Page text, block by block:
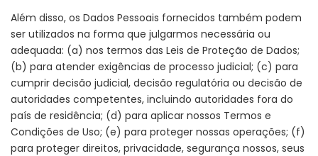
Além disso, os Dados Pessoais fornecidos também podem
ser utilizados na forma que julgarmos necessária ou
adequada: (a) nos termos das Leis de Proteção de Dados;
(b) para atender exigências de processo judicial; (c) para
cumprir decisão judicial, decisão regulatória ou decisão de
autoridades competentes, incluindo autoridades fora do
país de residência; (d) para aplicar nossos Termos e
Condições de Uso; (e) para proteger nossas operações; (f)
para proteger direitos, privacidade, segurança nossos, seus